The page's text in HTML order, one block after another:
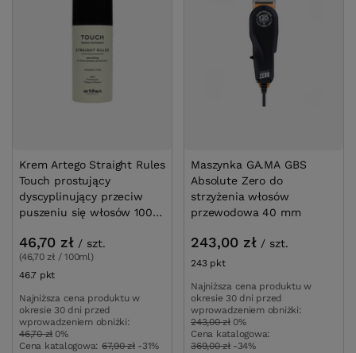
Krem Artego Straight Rules
Touch prostujący
dyscyplinujący przeciw
puszeniu się włosów 100
46,70 zł / szt.
(46,70 zł / 100ml)
46.7 pkt
Najniższa cena produktu w
okresie 30 dni przed
wprowadzeniem obniżki:
46,70 zł 0%
Cena katalogowa: 67,90 zł -31%
Maszynka GA.MA GBS
Absolute Zero do
strzyżenia włosów
przewodowa 40 mm
243,00 zł / szt.
243 pktpunktów
Najniższa cena produktu w
okresie 30 dni przed
wprowadzeniem obniżki:
243,00 zł 0%
Cena katalogowa:
369,00 zł -34%